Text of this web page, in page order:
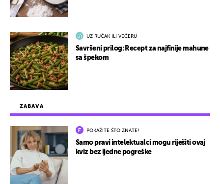
ZABAVA
POKAŽITE ŠTO ZNATE!
Samo pravi intelektualci mogu riješiti ovaj
kviz bez ijedne pogreške
UZ RUČAK ILI VEČERU
Savršeni prilog: Recept za najfinije mahune
sa špekom